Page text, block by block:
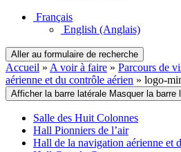
Français
English (Anglais)
Aller au formulaire de recherche
Accueil » A voir à faire » Parcours de
aérienne et du contrôle aérien » logo-
Afficher la barre latérale Masquer la barre
Salle des Huit Colonnes
Hall Pionniers de l’air
Hall de la navigation aérienne et